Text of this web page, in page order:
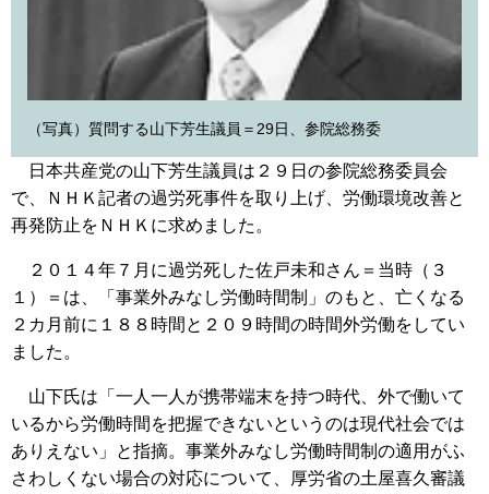
（写真）質問する山下芳生議員＝29日、参院総務委
日本共産党の山下芳生議員は２９日の参院総務委員会
で、ＮＨＫ記者の過労死事件を取り上げ、労働環境改善と
再発防止をＮＨＫに求めました。
２０１４年７月に過労死した佐戸未和さん＝当時（３
１）＝は、「事業外みなし労働時間制」のもと、亡くなる
２カ月前に１８８時間と２０９時間の時間外労働をしてい
ました。
山下氏は「一人一人が携帯端末を持つ時代、外で働いて
いるから労働時間を把握できないというのは現代社会では
ありえない」と指摘。事業外みなし労働時間制の適用がふ
さわしくない場合の対応について、厚労省の土屋喜久審議